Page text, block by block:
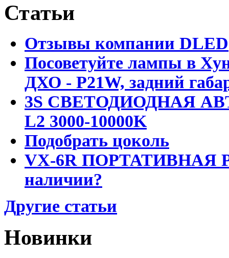
Статьи
Отзывы компании DLED
Посоветуйте лампы в
ДХО - P21W, задний
3S СВЕТОДИОДНАЯ
L2 3000-10000K
Подобрать цоколь
VX-6R ПОРТАТИВНАЯ
наличии?
Другие статьи
Новинки